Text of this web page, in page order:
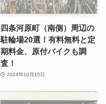
四条河原町（南側）周辺の
駐輪場20選！有料無料と定
期料金、原付バイクも調
査！
2024年10月15日